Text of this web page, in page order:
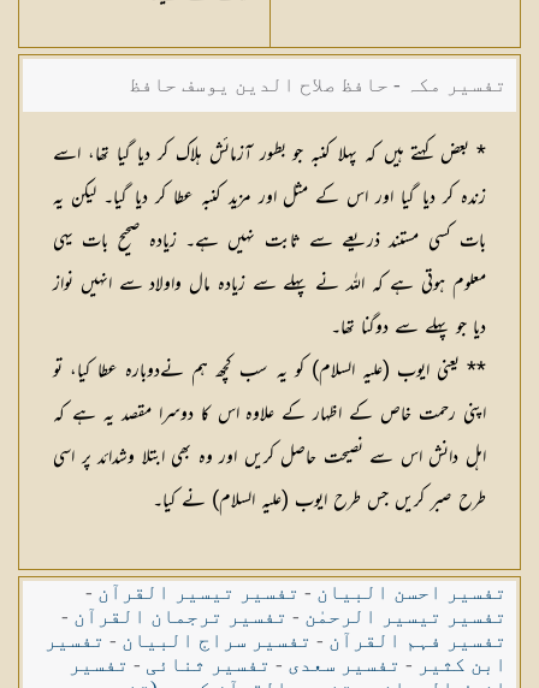
تفسیر مکہ - حافظ صلاح الدین یوسف حافظ
* بعض کہتے ہیں کہ پہلا کنبہ جو بطور آزمائش ہلاک کر دیا گیا تھا، اسے
زندہ کر دیا گیا اور اس کے مثل اور مزید کنبہ عطا کر دیا گیا۔ لیکن یہ
بات کسی مستند ذریعے سے ثابت نہیں ہے۔ زیادہ صحیح بات یہی
معلوم ہوتی ہے کہ اللہ نے پہلے سے زیادہ مال واولاد سے انہیں نواز
دیا جو پہلے سے دوگنا تھا۔
** یعنی ایوب (عليہ السلام) کو یہ سب کچھ ہم نےدوبارہ عطا کیا، تو
اپنی رحمت خاص کے اظہار کے علاوہ اس کا دوسرا مقصد یہ ہے کہ
اہل دانش اس سے نصیحت حاصل کریں اور وہ بھی ابتلا وشدائد پر اسی
طرح صبر کریں جس طرح ایوب (عليہ السلام) نے کیا۔
تفسیر احسن البیان - تفسیر تیسیر القرآن -
تفسیر تیسیر الرحمٰن - تفسیر ترجمان القرآن -
تفسیر فہم القرآن - تفسیر سراج البیان - تفسیر
ابن کثیر - تفسیر سعدی - تفسیر ثنائی - تفسیر